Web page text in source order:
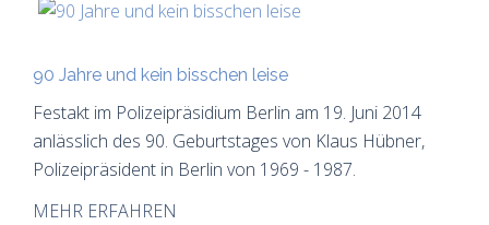
90 Jahre und kein bisschen leise
Festakt im Polizeipräsidium Berlin am 19. Juni 2014
anlässlich des 90. Geburtstages von Klaus Hübner,
Polizeipräsident in Berlin von 1969 - 1987.
MEHR ERFAHREN